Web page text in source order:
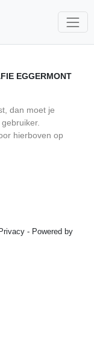
EGGERMONT
dan moet je
hierboven op
Privacy - Powered by